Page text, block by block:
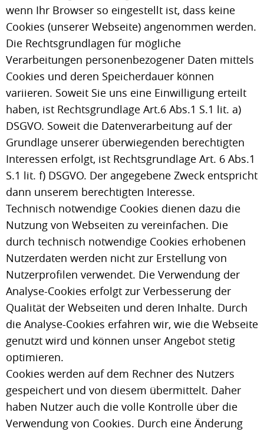
wenn Ihr Browser so eingestellt ist, dass keine
Cookies (unserer Webseite) angenommen werden.
Die Rechtsgrundlagen für mögliche
Verarbeitungen personenbezogener Daten mittels
Cookies und deren Speicherdauer können
variieren. Soweit Sie uns eine Einwilligung erteilt
haben, ist Rechtsgrundlage Art.6 Abs.1 S.1 lit. a)
DSGVO. Soweit die Datenverarbeitung auf der
Grundlage unserer überwiegenden berechtigten
Interessen erfolgt, ist Rechtsgrundlage Art. 6 Abs.1
S.1 lit. f) DSGVO. Der angegebene Zweck entspricht
dann unserem berechtigten Interesse.
Technisch notwendige Cookies dienen dazu die
Nutzung von Webseiten zu vereinfachen. Die
durch technisch notwendige Cookies erhobenen
Nutzerdaten werden nicht zur Erstellung von
Nutzerprofilen verwendet. Die Verwendung der
Analyse-Cookies erfolgt zur Verbesserung der
Qualität der Webseiten und deren Inhalte. Durch
die Analyse-Cookies erfahren wir, wie die Webseite
genutzt wird und können unser Angebot stetig
optimieren.
Cookies werden auf dem Rechner des Nutzers
gespeichert und von diesem übermittelt. Daher
haben Nutzer auch die volle Kontrolle über die
Verwendung von Cookies. Durch eine Änderung